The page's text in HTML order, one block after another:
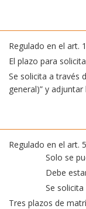
Regulado en el art.
El plazo para
Se solicita a través
general)” y adjuntar
Regulado en el art.
Solo se
Debe
Se
Tres plazos de